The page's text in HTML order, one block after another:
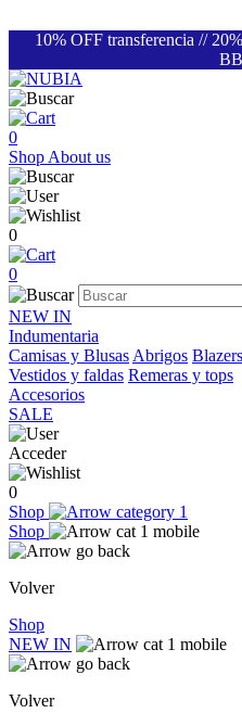
10% OFF transferencia //
0
Shop About us
0
0
NEW IN
Indumentaria
Camisas y Blusas Abrigos
Vestidos y faldas Remeras y tops
Accesorios
SALE
Acceder
0
Shop
Shop
Volver
Shop
NEW IN
Volver